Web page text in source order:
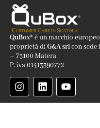
QuBox®è un marchio
proprietà diG&A srlcon sede
– 75100 Matera
P. iva 01413390772